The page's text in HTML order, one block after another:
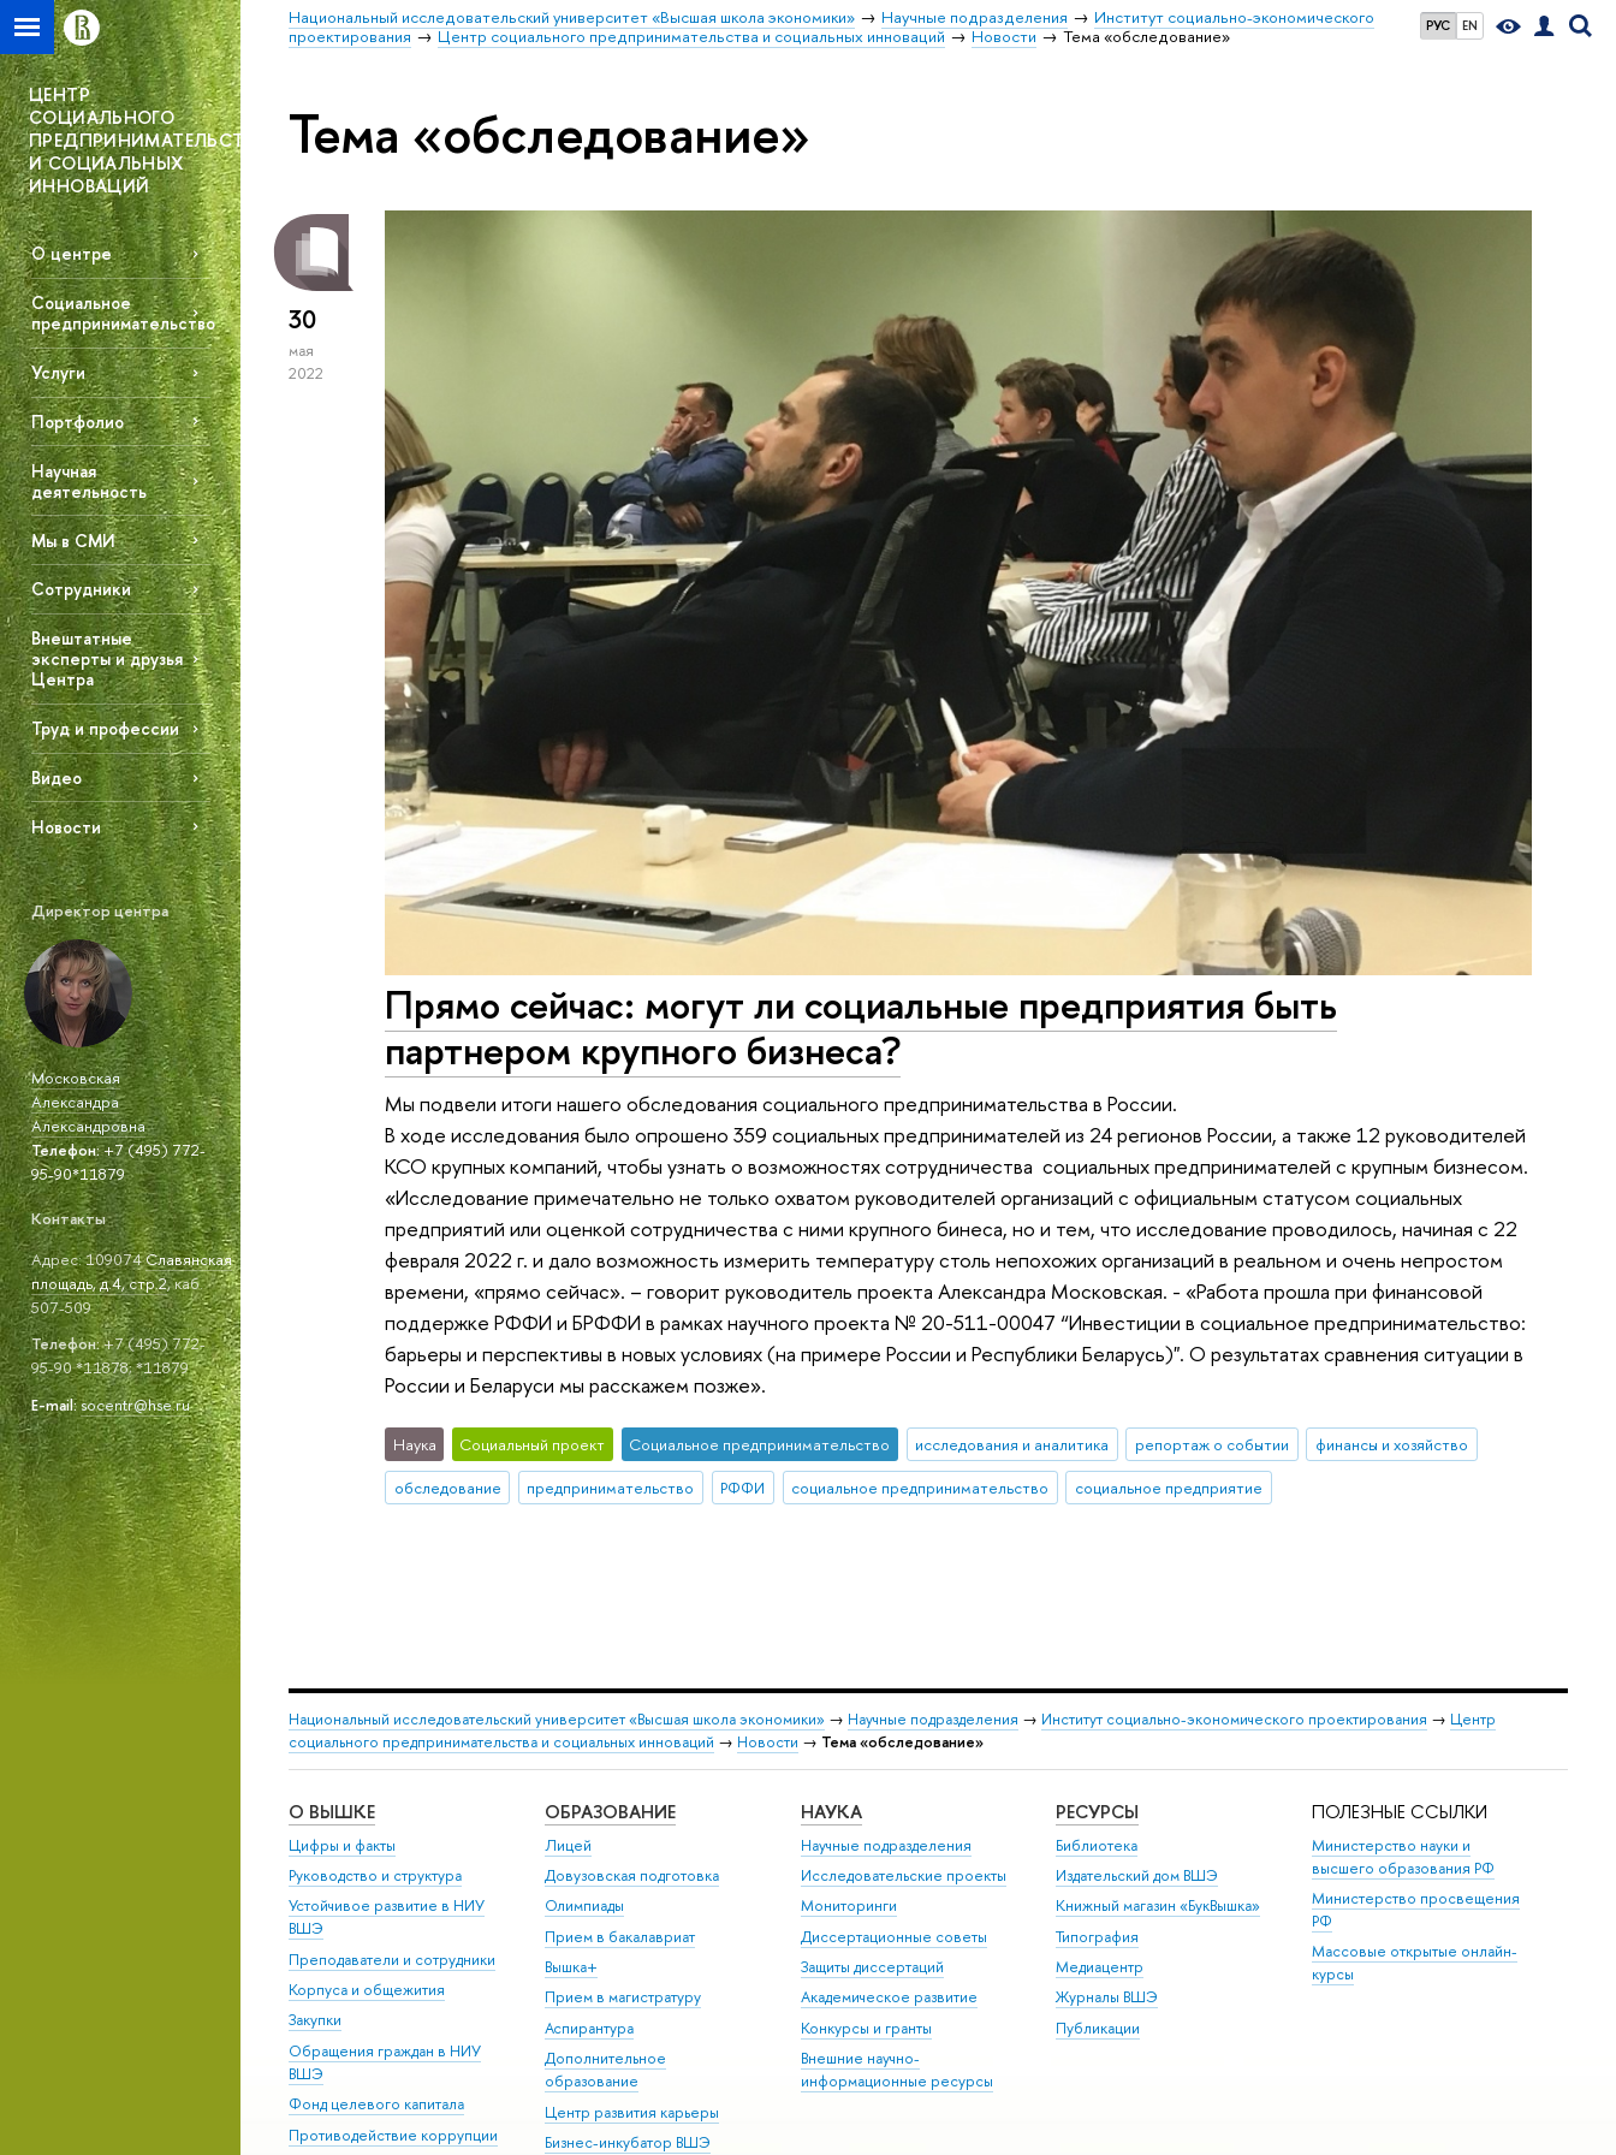
РУС EN
Национальный исследовательский университет «Высшая школа экономики» Научные подразделения
Институт социально-экономического
проектирования
Центр социального предпринимательства и социальных инноваций Новости Тема «обследование»
ЦЕНТР
СОЦИАЛЬНОГО
ПРЕДПРИНИМАТЕЛЬСТВА
И СОЦИАЛЬНЫХ
ИННОВАЦИЙ
О центре
Социальное
предпринимательство
Услуги
Портфолио
Научная
деятельность
Мы в СМИ
Сотрудники
Внештатные
эксперты и друзья
Центра
Труд и профессии
Видео
Новости
Директор центра
Московская
Александра
Александровна
Телефон:+7 (495) 772-
95-90*11879
Контакты
Адрес: 109074Славянская
площадь, д.4, стр.2, каб.
507-509
Телефон:+7 (495) 772-
95-90 *11878; *11879
E-mail:socentr@hse.ru
Тема «обследование»
30
мая
2022
Прямо сейчас: могут ли социальные предприятия быть
партнером крупного бизнеса?
Мы подвели итоги нашего обследования социального предпринимательства в России.
В ходе исследования было опрошено 359 социальных предпринимателей из 24 регионов России, а также 12 руководителей
КСО крупных компаний, чтобы узнать о возможностях сотрудничества социальных предпринимателей с крупным бизнесом.
«Исследование примечательно не только охватом руководителей организаций с официальным статусом социальных
предприятий или оценкой сотрудничества с ними крупного бинеса, но и тем, что исследование проводилось, начиная с 22
февраля 2022 г. и дало возможность измерить температуру столь непохожих организаций в реальном и очень непростом
времени, «прямо сейчас». – говорит руководитель проекта Александра Московская. - «Работа прошла при финансовой
поддержке РФФИ и БРФФИ в рамках научного проекта № 20-511-00047 “Инвестиции в социальное предпринимательство:
барьеры и перспективы в новых условиях (на примере России и Республики Беларусь)". О результатах сравнения ситуации в
России и Беларуси мы расскажем позже».
Наука Социальный проект Социальное предпринимательство исследования и аналитика репортаж о событии
финансы и хозяйство
обследование
предпринимательство РФФИ социальное предпринимательство социальное предприятие
Национальный исследовательский университет «Высшая школа экономики» → Научные подразделения → Институт социально-экономического проектирования → Центр
социального предпринимательства и социальных инноваций → Новости → Тема «обследование»
О ВЫШКЕ
Цифры и факты
Руководство и структура
Устойчивое развитие в НИУ
ВШЭ
Преподаватели и сотрудники
Корпуса и общежития
Закупки
Обращения граждан в НИУ
ВШЭ
Фонд целевого капитала
Противодействие коррупции
ОБРАЗОВАНИЕ
Лицей
Довузовская подготовка
Олимпиады
Прием в бакалавриат
Вышка+
Прием в магистратуру
Аспирантура
Дополнительное
образование
Центр развития карьеры
Бизнес-инкубатор ВШЭ
НАУКА
Научные подразделения
Исследовательские проекты
Мониторинги
Диссертационные советы
Защиты диссертаций
Академическое развитие
Конкурсы и гранты
Внешние научно-
информационные ресурсы
РЕСУРСЫ
Библиотека
Издательский дом ВШЭ
Книжный магазин «БукВышка»
Типография
Медиацентр
Журналы ВШЭ
Публикации
ПОЛЕЗНЫЕ ССЫЛКИ
Министерство науки и
высшего образования РФ
Министерство просвещения
РФ
Массовые открытые онлайн-
курсы